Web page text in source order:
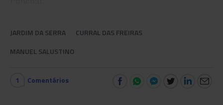
JARDIM DA SERRA
CURRAL DAS FREIRAS
MANUEL SALUSTINO
1 Comentários